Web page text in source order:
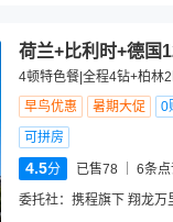
荷兰+比利时+德国
4顿特色餐|全程4钻+柏林
早鸟优惠
暑期大促
0
可拼房
4.5分 已售78 6条
委托社： 携程旗下 翔龙万